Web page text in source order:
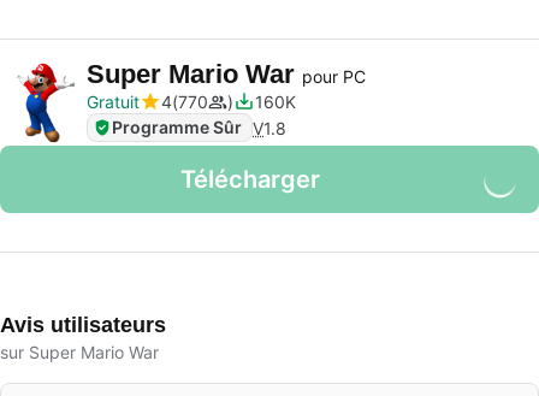
Super Mario War pour PC
Gratuit
4 770
160K
Programme Sûr V1.8
Télécharger
Avis utilisateurs
sur Super Mario War